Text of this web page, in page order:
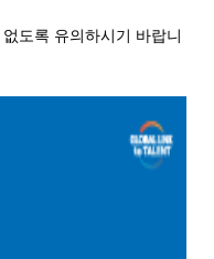
도록 유의하시기 바랍니